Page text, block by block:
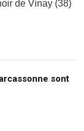
de Vinay (38)
sont